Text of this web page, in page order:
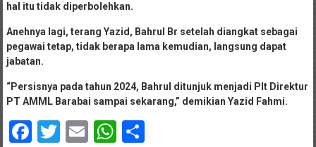
hal itu tidak diperbolehkan.
Anehnya lagi, terang Yazid, Bahrul Br setelah diangkat sebagai
pegawai tetap, tidak berapa lama kemudian, langsung dapat
jabatan.
“Persisnya pada tahun 2024, Bahrul ditunjuk menjadi Plt Direktur
PT AMML Barabai sampai sekarang,” demikian Yazid Fahmi.
Facebook
Twitter
EmailWhatsApp